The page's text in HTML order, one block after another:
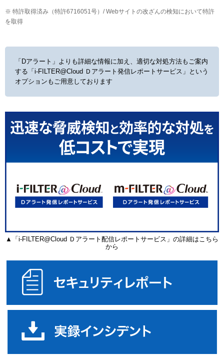
※ 特許取得済み（特許6716051号）/ Webサイトの改ざんの検知において特許
を取得
「Dアラート」よりも詳細な情報に加え、適切な対処方法もご案内
する 「i-FILTER@Cloud Ｄアラート発信レポートサービス」という
オプションもご用意しております
▲「i-FILTER@Cloud Ｄアラート配信レポートサービス」の詳細はこちら
から